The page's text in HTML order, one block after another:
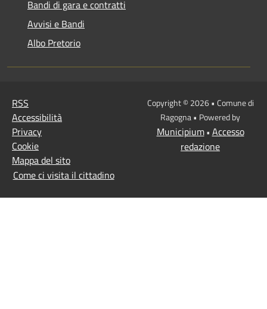
Bandi di gara e contratti
Avvisi e Bandi
Albo Pretorio
RSS
Accessibilità
Privacy
Cookie
Mappa del sito
Come ci visita il cittadino
Copyright © 2026 • Comune di
Ragogna • Powered by
Municipium• Accesso
redazione